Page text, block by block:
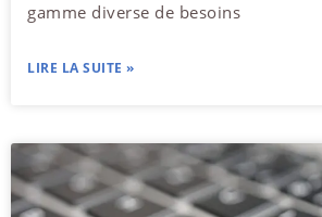
gamme diverse de besoins
LIRE LA SUITE »